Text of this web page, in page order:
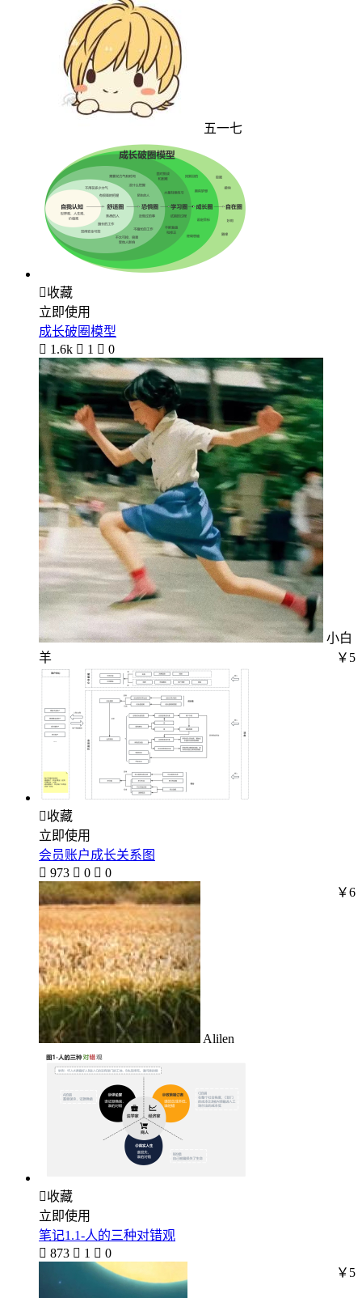
五一七
收藏
立即使用
成长破圈模型
 1.6k  1  0
小白
羊
￥5
收藏
立即使用
会员账户成长关系图
 973  0  0
Alilen
￥6
收藏
立即使用
笔记1.1-人的三种对错观
 873  1  0
￥5